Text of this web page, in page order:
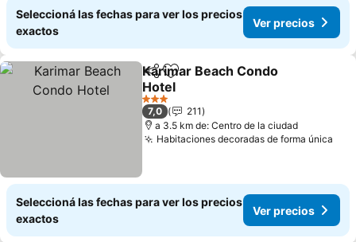
Seleccioná las fechas para ver los precios
exactos
Ver precios
CompartirAñadir a favoritos
Karimar Beach Condo
Hotel
Ver precios
3 Estrellas
7,0
211
a 3.5 km de: Centro de la ciudad
Habitaciones decoradas de forma única
Seleccioná las fechas para ver los precios
exactos
Ver precios